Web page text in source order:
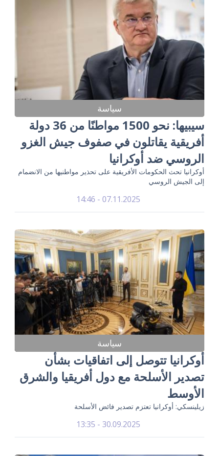
سياسة
سيبيها: نحو 1500 مواطنًا من 36 دولة
أفريقية يقاتلون في صفوف جيش الغزو
الروسي ضد أوكرانيا
أوكرانيا تحث الحكومات الأفريقية على تحذير مواطنيها من الانضمام
إلى الجيش الروسي
07.11.2025 - 14:46
سياسة
أوكرانيا تتوصل إلى اتفاقيات بشأن
تصدير الأسلحة مع دول أفريقيا والشرق
الأوسط
زيلينسكي: أوكرانيا تعتزم تصدير فائض الأسلحة
30.09.2025 - 13:35